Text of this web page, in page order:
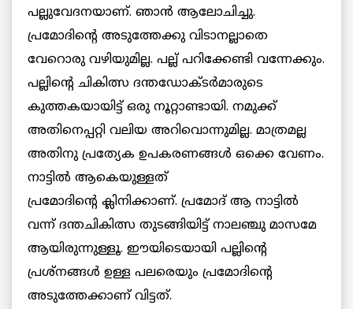
പല്ലുവേദനയാണ്. ഞാന്‍ ആലോചിച്ചു.
പ്രമോദിന്റെ അടുത്തേക്കു വിടാനല്ലാതെ
വേറൊരു വഴിയുമില്ല. പല്ല് പറിക്കേണ്ടി വന്നേക്കും.
പല്ലിന്റെ ചികിത്സ ദന്തഡോക്ടര്‍മാരുടെ
കുത്തകയായിട്ട് ഒരു നൂറ്റാണ്ടായി. നമുക്ക്
അതിനെപ്പറ്റി വലിയ അറിവൊന്നുമില്ല. മാത്രമല്ല
അതിനു പ്രത്യേക ഉപകരണങ്ങള്‍ ഒക്കെ വേണം.
നാട്ടില്‍ ആകെയുള്ളത്
പ്രമോദിന്റെ ക്ലിനിക്കാണ്. പ്രമോദ് ആ നാട്ടില്‍
വന്ന് ദന്തചികിത്സ തുടങ്ങിയിട്ട് നാലഞ്ചു മാസമേ
ആയിരുന്നുള്ളൂ. ഈയിടെയായി പല്ലിന്റെ
പ്രശ്‌നങ്ങള്‍ ഉള്ള പലരെയും പ്രമോദിന്റെ
അടുത്തേക്കാണ് വിട്ടത്.